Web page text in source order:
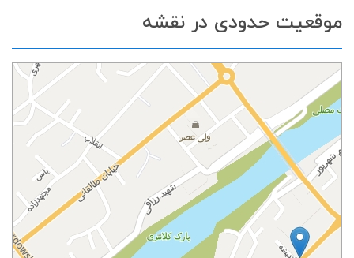
موقعیت حدودی در نقشه